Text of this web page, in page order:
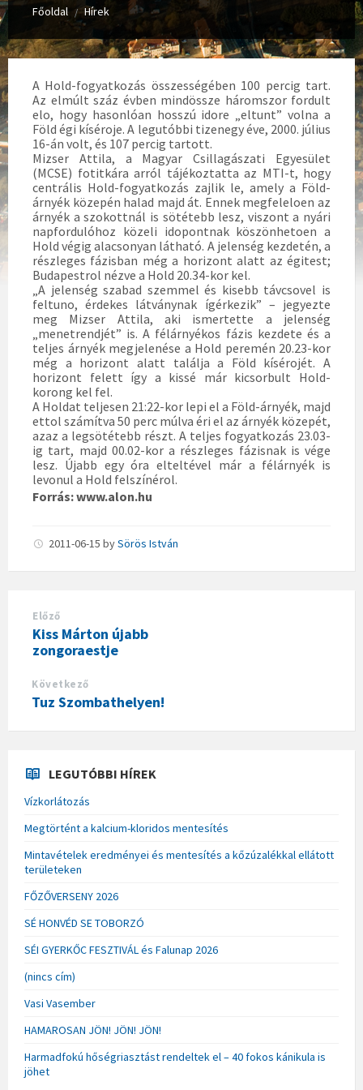
Főoldal / Hírek
A Hold-fogyatkozás összességében 100 percig tart.
Az elmúlt száz évben mindössze háromszor fordult
elo, hogy hasonlóan hosszú idore „eltunt” volna a
Föld égi kíséroje. A legutóbbi tizenegy éve, 2000. július
16-án volt, és 107 percig tartott.
Mizser Attila, a Magyar Csillagászati Egyesület
(MCSE) fotitkára arról tájékoztatta az MTI-t, hogy
centrális Hold-fogyatkozás zajlik le, amely a Föld-
árnyék közepén halad majd át. Ennek megfeleloen az
árnyék a szokottnál is sötétebb lesz, viszont a nyári
napfordulóhoz közeli idopontnak köszönhetoen a
Hold végig alacsonyan látható. A jelenség kezdetén, a
részleges fázisban még a horizont alatt az égitest;
Budapestrol nézve a Hold 20.34-kor kel.
„A jelenség szabad szemmel és kisebb távcsovel is
feltuno, érdekes látványnak ígérkezik” – jegyezte
meg Mizser Attila, aki ismertette a jelenség
„menetrendjét” is. A félárnyékos fázis kezdete és a
teljes árnyék megjelenése a Hold peremén 20.23-kor
még a horizont alatt találja a Föld kísérojét. A
horizont felett így a kissé már kicsorbult Hold-
korong kel fel.
A Holdat teljesen 21:22-kor lepi el a Föld-árnyék, majd
ettol számítva 50 perc múlva éri el az árnyék közepét,
azaz a legsötétebb részt. A teljes fogyatkozás 23.03-
ig tart, majd 00.02-kor a részleges fázisnak is vége
lesz. Újabb egy óra elteltével már a félárnyék is
levonul a Hold felszínérol.
Forrás: www.alon.hu
2011-06-15 bySörös István
Előző
Kiss Márton újabb
zongoraestje
Következő
Tuz Szombathelyen!
LEGUTÓBBI HÍREK
Vízkorlátozás
Megtörtént a kalcium-kloridos mentesítés
Mintavételek eredményei és mentesítés a kőzúzalékkal ellátott
területeken
FŐZŐVERSENY 2026
SÉ HONVÉD SE TOBORZÓ
SÉI GYERKŐC FESZTIVÁL és Falunap 2026
(nincs cím)
Vasi Vasember
HAMAROSAN JÖN! JÖN! JÖN!
Harmadfokú hőségriasztást rendeltek el – 40 fokos kánikula is
jöhet